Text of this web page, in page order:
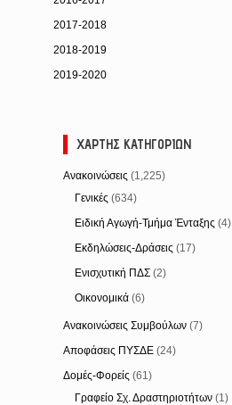
2017-2018
2018-2019
2019-2020
ΧΆΡΤΗΣ ΚΑΤΗΓΟΡΙΏΝ
Ανακοινώσεις (1,225)
Γενικές (634)
Ειδική Αγωγή-Τμήμα Ένταξης (4)
Εκδηλώσεις-Δράσεις (17)
Ενισχυτική ΠΔΣ (2)
Οικονομικά (6)
Ανακοινώσεις Συμβούλων (7)
Αποφάσεις ΠΥΣΔΕ (24)
Δομές-Φορείς (61)
Γραφείο Σχ. Δραστηριοτήτων (1)